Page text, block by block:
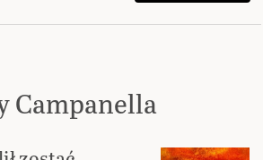
Campanella